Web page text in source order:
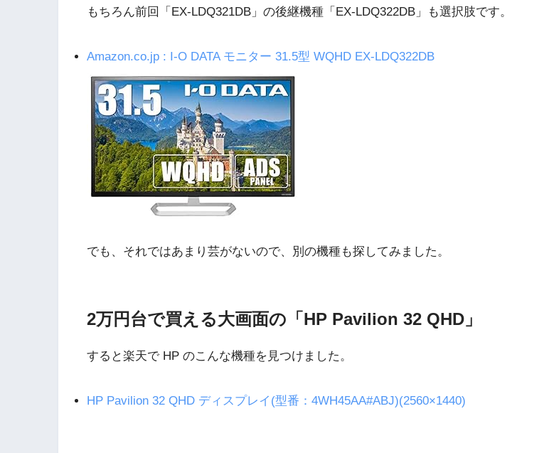
もちろん前回「EX-LDQ321DB」の後継機種「EX-LDQ322DB」も選択肢です。
Amazon.co.jp : I-O DATA モニター 31.5型 WQHD EX-LDQ322DB
でも、それではあまり芸がないので、別の機種も探してみました。
2万円台で買える大画面の「HP Pavilion 32 QHD」
すると楽天で HP のこんな機種を見つけました。
HP Pavilion 32 QHD ディスプレイ(型番：4WH45AA#ABJ)(2560×1440)